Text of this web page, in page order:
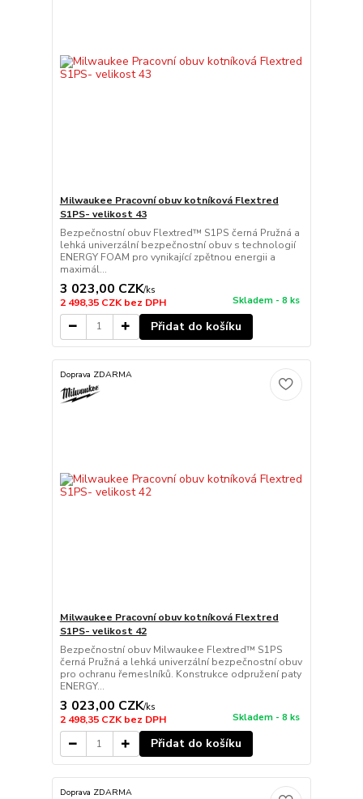
Milwaukee Pracovní obuv kotníková Flextred
S1PS- velikost 43
Bezpečnostní obuv Flextred™ S1PS černá Pružná a
lehká univerzální bezpečnostní obuv s technologií
ENERGY FOAM pro vynikající zpětnou energii a
maximál...
3 023,00 CZK/ks
2 498,35 CZKbez DPH Skladem - 8 ks
Přidat do košíku
Doprava ZDARMA
Milwaukee Pracovní obuv kotníková Flextred
S1PS- velikost 42
Bezpečnostní obuv Milwaukee Flextred™ S1PS
černá Pružná a lehká univerzální bezpečnostní obuv
pro ochranu řemeslníků. Konstrukce odpružení paty
ENERGY...
3 023,00 CZK/ks
2 498,35 CZKbez DPH Skladem - 8 ks
Přidat do košíku
Doprava ZDARMA